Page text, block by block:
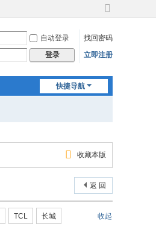
切
到
宽
自动登录
找回密码
登录 立即注册
快捷导航
收藏本版
返 回
收起
TCL 长城